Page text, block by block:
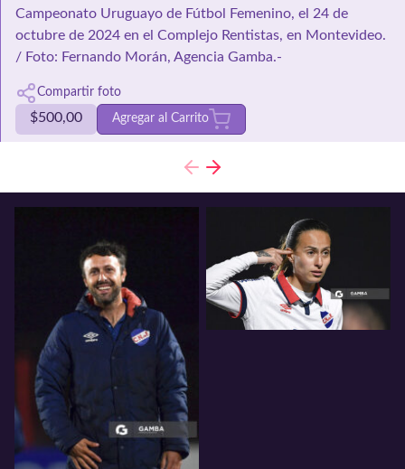
Campeonato Uruguayo de Fútbol Femenino, el 24 de
octubre de 2024 en el Complejo Rentistas, en Montevideo.
/ Foto: Fernando Morán, Agencia Gamba.-
Compartir foto
$500,00 Agregar al Carrito